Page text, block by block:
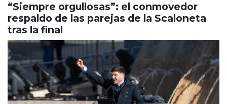
“Siempre orgullosas”: el conmovedor
respaldo de las parejas de la Scaloneta
tras la final